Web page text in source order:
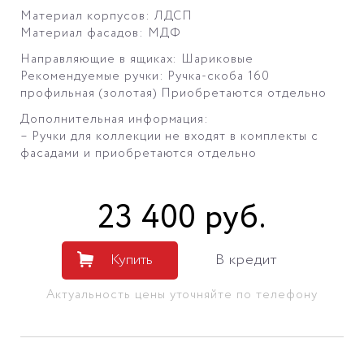
Материал корпусов: ЛДСП
Материал фасадов: МДФ
Направляющие в ящиках: Шариковые
Рекомендуемые ручки: Ручка-скоба 160
профильная (золотая) Приобретаются отдельно
Дополнительная информация:
– Ручки для коллекции не входят в комплекты с
фасадами и приобретаются отдельно
23 400 руб.
Купить В кредит
Актуальность цены уточняйте по телефону